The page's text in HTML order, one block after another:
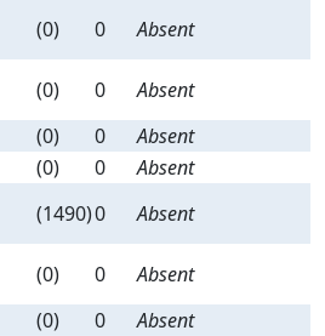
(0) 0
Absent
(0) 0
Absent
(0) 0
Absent
(0) 0
Absent
(1490)0
Absent
(0) 0
Absent
(0) 0
Absent